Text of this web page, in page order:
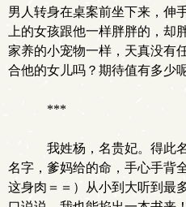
男人转身在桌案前坐下来，伸
上的女孩跟他一样胖胖的，却
家养的小宠物一样，天真没有
合他的女儿吗？期待值有多少
***
我姓杨，名贵妃。得此
名字，爹妈给的命，手心手背
这身肉＝＝）从小到大听到最